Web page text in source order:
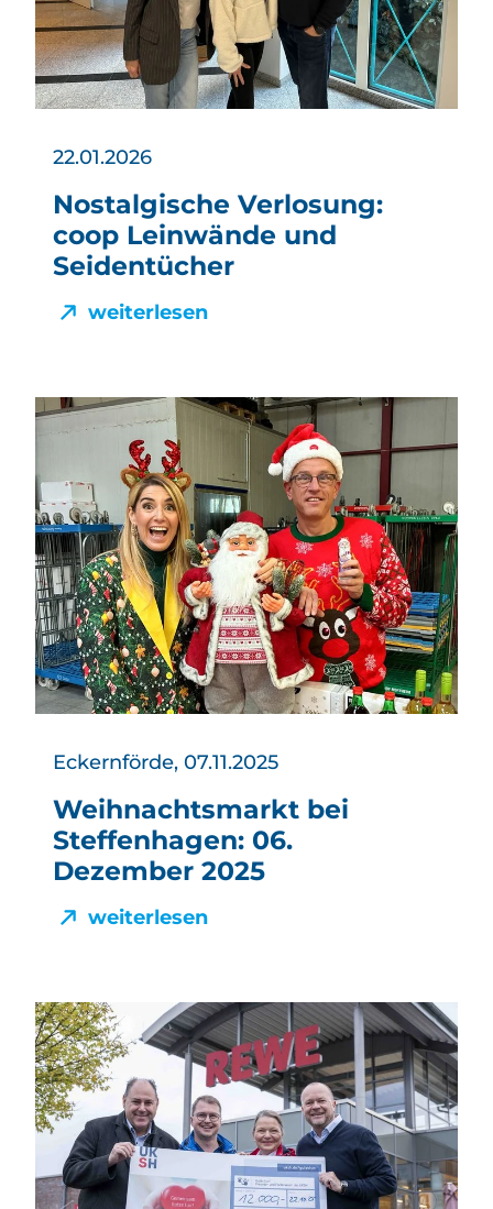
22.01.2026
Nostalgische Verlosung:
coop Leinwände und
Seidentücher
weiterlesen
Eckernförde, 07.11.2025
Weihnachtsmarkt bei
Steffenhagen: 06.
Dezember 2025
weiterlesen